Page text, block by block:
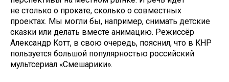
не столько о прокате, сколько о совместных
проектах. Мы могли бы, например, снимать детские
сказки или делать вместе анимацию. Режиссёр
Александр Котт, в свою очередь, пояснил, что в КНР
пользуется большой популярностью российский
мультсериал «Смешарики».